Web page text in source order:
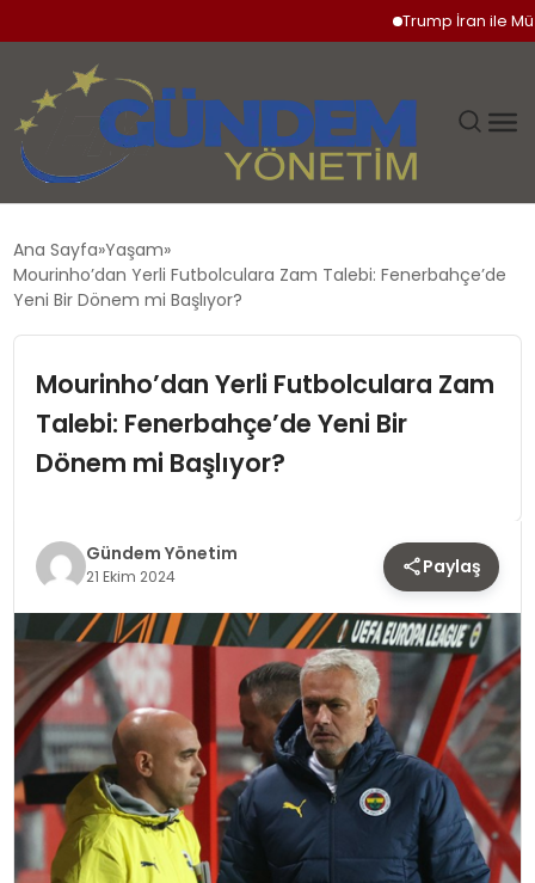
Trump İran ile
SIYASET
EKONOMI
TEKNOLOJI
SAĞLIK
YAŞAM
Ana Sayfa Yaşam
Mourinho’dan Yerli Futbolculara Zam Talebi: Fenerbahçe’de
Yeni Bir Dönem mi Başlıyor?
Mourinho’dan Yerli Futbolculara Zam
Talebi: Fenerbahçe’de Yeni Bir
Dönem mi Başlıyor?
Gündem Yönetim
21 Ekim 2024 Paylaş